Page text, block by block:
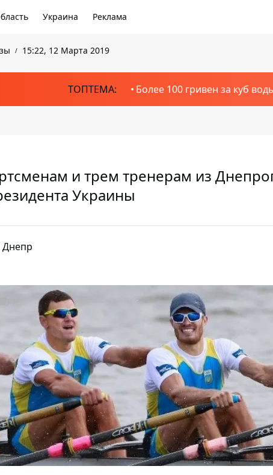
Украина Реклама
15:22, 12 Марта 2019
ТОПТЕМА: Более 100 гривен за куб
и трем тренерам из
Украины